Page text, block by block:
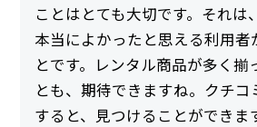
ことはとても大切です。それは
本当によかったと思える利用者
とです。レンタル商品が多く揃
とも、期待できますね。クチコ
すると、見つけることができま